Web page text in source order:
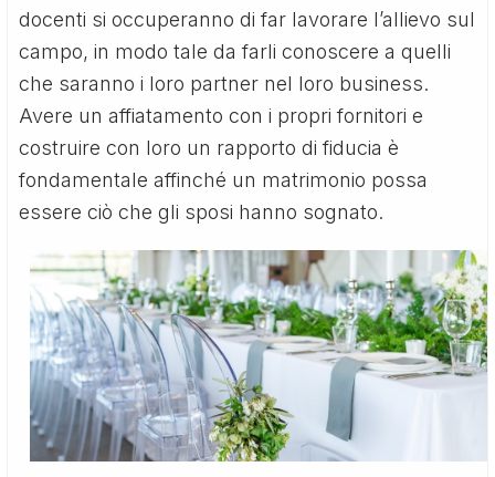
docenti si occuperanno di far lavorare l’allievo sul
campo, in modo tale da farli conoscere a quelli
che saranno i loro partner nel loro business.
Avere un affiatamento con i propri fornitori e
costruire con loro un rapporto di fiducia è
fondamentale affinché un matrimonio possa
essere ciò che gli sposi hanno sognato.